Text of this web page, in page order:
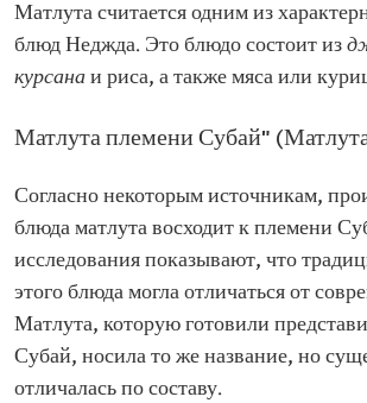
Матлута считается одним из
блюд Неджда. Это блюдо состоит из
курсанаи риса, а также мяса или
Матлута племени Субай"
Согласно некоторым источникам,
блюда матлута восходит к племени
исследования показывают, что
этого блюда могла отличаться от
Матлута, которую готовили
Субай, носила то же название, но
отличалась по составу.